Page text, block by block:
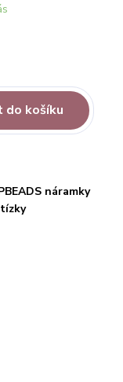
do košíku
náramky